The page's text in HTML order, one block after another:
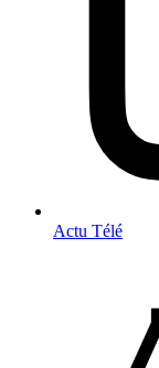
Actu Télé